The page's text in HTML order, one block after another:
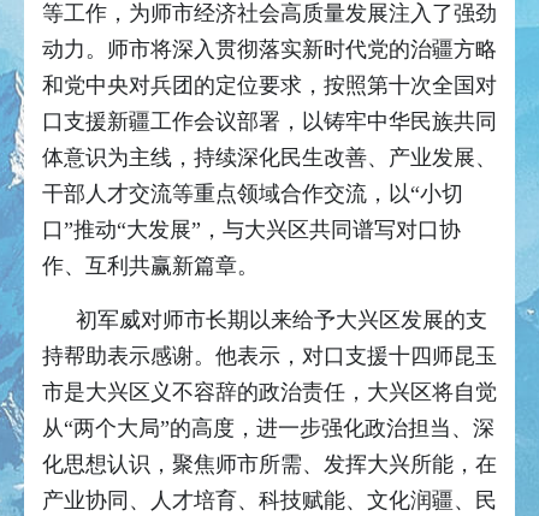
等工作，为师市经济社会高质量发展注入了强劲
动力。师市将深入贯彻落实新时代党的治疆方略
和党中央对兵团的定位要求，按照第十次全国对
口支援新疆工作会议部署，以铸牢中华民族共同
体意识为主线，持续深化民生改善、产业发展、
干部人才交流等重点领域合作交流，以“小切
口”推动“大发展”，与大兴区共同谱写对口协
作、互利共赢新篇章。
初军威对师市长期以来给予大兴区发展的支
持帮助表示感谢。他表示，对口支援十四师昆玉
市是大兴区义不容辞的政治责任，大兴区将自觉
从“两个大局”的高度，进一步强化政治担当、深
化思想认识，聚焦师市所需、发挥大兴所能，在
产业协同、人才培育、科技赋能、文化润疆、民